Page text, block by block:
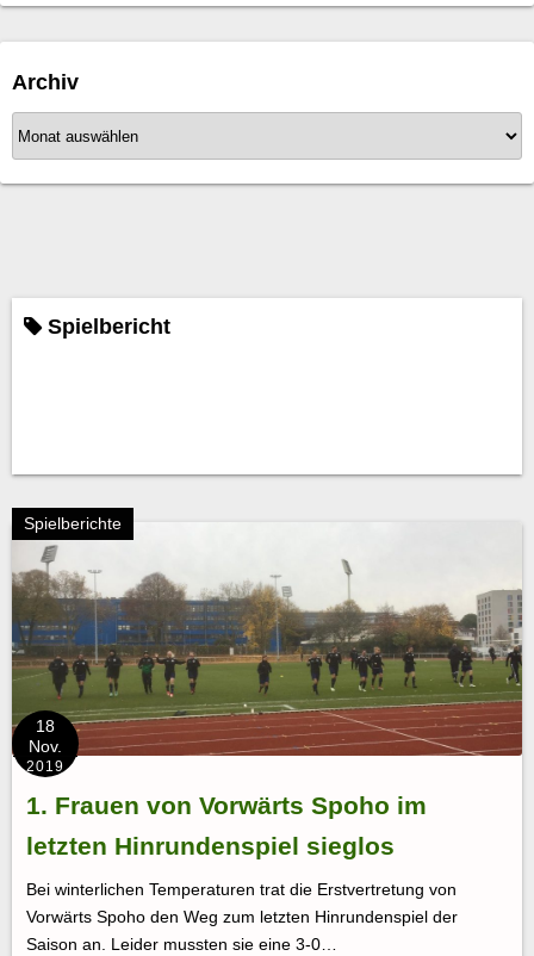
Spielbericht
Spielberichte
18
Nov.
2019
1. Frauen von Vorwärts Spoho im
letzten Hinrundenspiel sieglos
Bei winterlichen Temperaturen trat die Erstvertretung von
Vorwärts Spoho den Weg zum letzten Hinrundenspiel der
Saison an. Leider mussten sie eine 3-0…
Archiv
A
r
c